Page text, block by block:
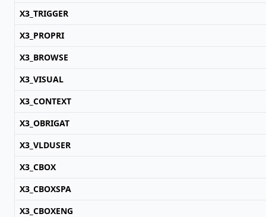
X3_TRIGGER
X3_PROPRI
X3_BROWSE
X3_VISUAL
X3_CONTEXT
X3_OBRIGAT
X3_VLDUSER
X3_CBOX
X3_CBOXSPA
X3_CBOXENG